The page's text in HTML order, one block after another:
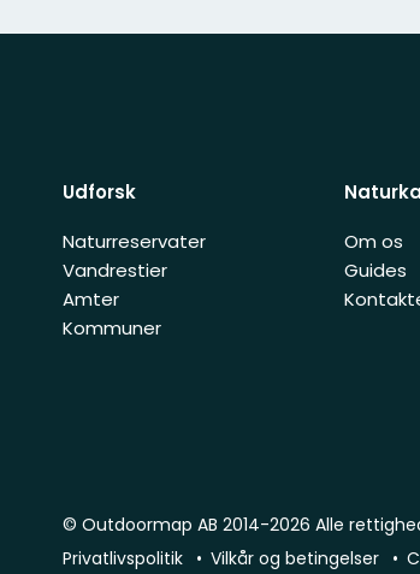
Udforsk
Naturreservater
Vandrestier
Amter
Kommuner
Om os
Guides
© Outdoormap AB 2014-2026 Alle
Privatlivspolitik
Vilkår og betingelser